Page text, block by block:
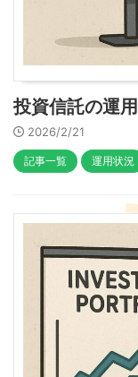
投資信託の運
2026/2/21
記事一覧 運用状況